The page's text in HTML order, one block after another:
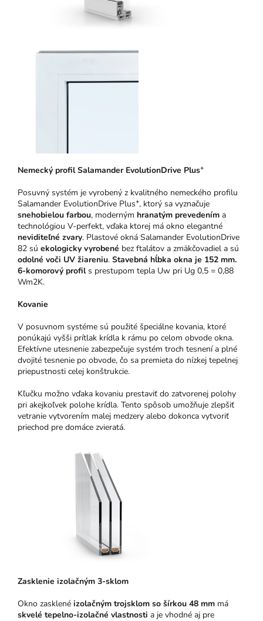
Nemecký profil Salamander EvolutionDrive Plus+
Posuvný systém je vyrobený z kvalitného nemeckého profilu
Salamander EvolutionDrive Plus+, ktorý sa vyznačuje
snehobielou farbou, moderným hranatým prevedením a
technológiou V-perfekt, vďaka ktorej má okno elegantné
neviditeľné zvary. Plastové okná Salamander EvolutionDrive
82 sú ekologicky vyrobené bez ftalátov a zmäkčovadiel a sú
odolné voči UV žiareniu. Stavebná hĺbka okna je 152 mm.
6-komorový profils prestupom tepla Uw pri Ug 0,5 = 0,88
Wm2K.
Kovanie
V posuvnom systéme sú použité špeciálne kovania, ktoré
ponúkajú vyšši prítlak krídla k rámu po celom obvode okna.
Efektívne utesnenie zabezpečuje systém troch tesnení a plné
dvojité tesnenie po obvode, čo sa premieta do nízkej tepelnej
priepustnosti celej konštrukcie.
Kľučku možno vďaka kovaniu prestaviť do zatvorenej polohy
pri akejkoľvek polohe krídla. Tento spôsob umožňuje zlepšiť
vetranie vytvorením malej medzery alebo dokonca vytvoriť
priechod pre domáce zvieratá.
Zasklenie izolačným 3-sklom
Okno zasklené izolačným trojsklom so šírkou 48 mm má
skvelé tepelno-izolačné vlastnosti a je vhodné aj pre